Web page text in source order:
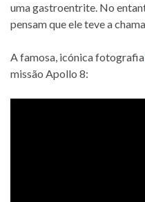
uma gastroentrite. No
pensam que ele teve a
A famosa, icónica fotografia
missão Apollo 8: